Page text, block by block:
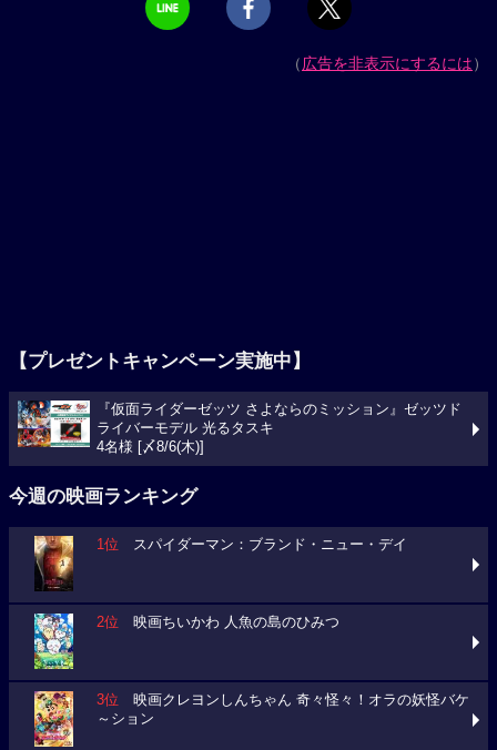
（広告を非表示にするには）
【プレゼントキャンペーン実施中】
『仮面ライダーゼッツ さよならのミッション』ゼッツド
ライバーモデル 光るタスキ
4名様 [〆8/6(木)]
今週の映画ランキング
1位 スパイダーマン：ブランド・ニュー・デイ
2位 映画ちいかわ 人魚の島のひみつ
3位 映画クレヨンしんちゃん 奇々怪々！オラの妖怪バケ
～ション